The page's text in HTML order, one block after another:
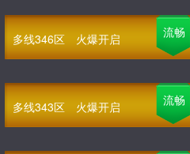
多线346区 火爆开启 流畅
多线343区 火爆开启 流畅